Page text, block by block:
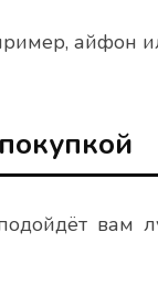
айфон
вам